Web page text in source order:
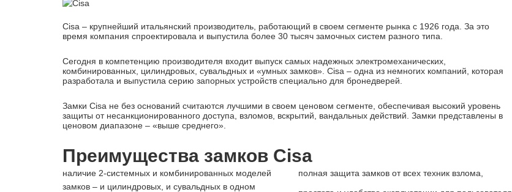
Cisa – крупнейший итальянский производитель, работающий в своем сегменте рынка с 1926 года. За это
время компания спроектировала и выпустила более 30 тысяч замочных систем разного типа.
Сегодня в компетенцию производителя входит выпуск самых надежных электромеханических,
комбинированных, цилиндровых, сувальдных и «умных замков». Cisa – одна из немногих компаний, которая
разработала и выпустила серию запорных устройств специально для бронедверей.
Замки Cisa не без оснований считаются лучшими в своем ценовом сегменте, обеспечивая высокий уровень
защиты от несанкционированного доступа, взломов, вскрытий, вандальных действий. Замки представлены в
ценовом диапазоне – «выше среднего».
Преимущества замков Cisa
наличие 2-системных и комбинированных моделей
замков – и цилиндровых, и сувальдных в одном
полная защита замков от всех техник взлома,